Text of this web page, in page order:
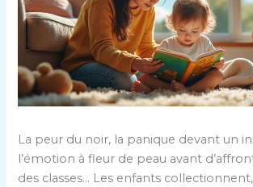
La peur du noir, la panique devant un
l’émotion à fleur de peau avant
des classes… Les enfants